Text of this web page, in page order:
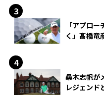
「アプロ
く」髙橋竜
桑木志帆が
レジェンド